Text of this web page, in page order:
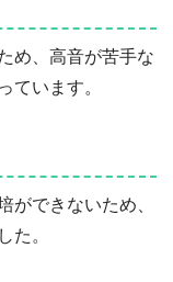
め、高音が苦手な
ています。
ができないため、
た。